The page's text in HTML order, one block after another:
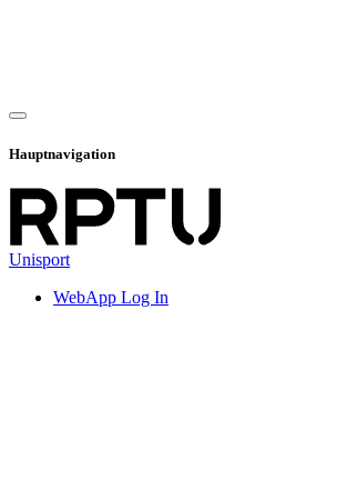
Hauptnavigation
Unisport
WebApp Log In